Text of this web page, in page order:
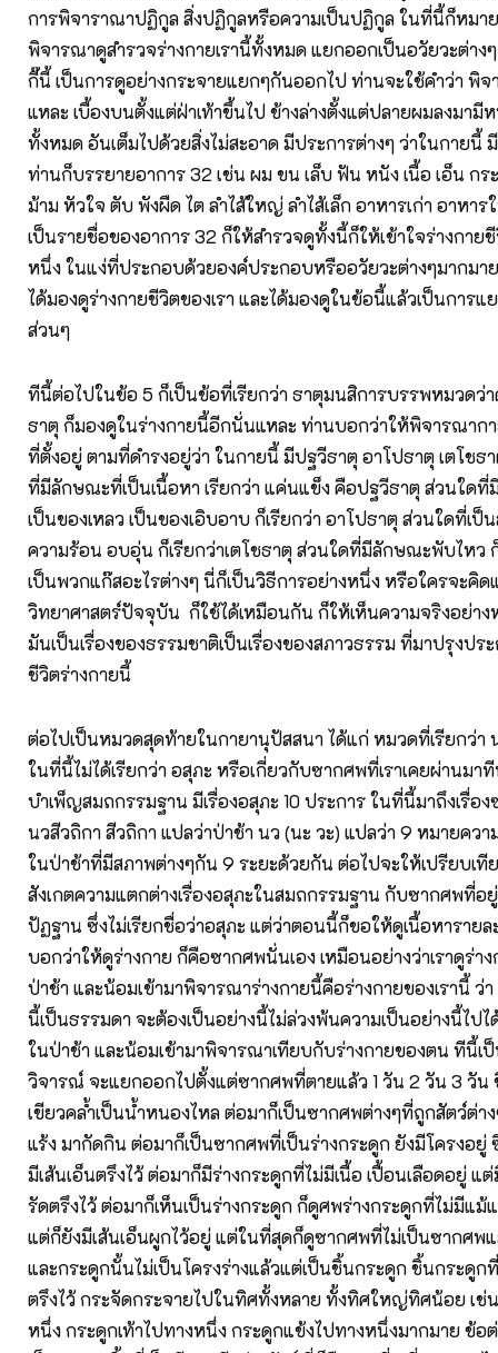
การพิจาราณาปฏิกูล สิ่งปฏิกูลหรือความเป็นปฏิกูล ในที่นี้ก็หมา
พิจารณาดูสำรวจร่างกายเรานี้ทั้งหมด แยกออกเป็นอวัยวะต่าง
กี๊นี้ เป็นการดูอย่างกระจายแยกๆกันออกไป ท่านจะใช้คำว่า พิ
แหละ เบื้องบนตั้งแต่ฝ่าเท้าขึ้นไป ข้างล่างตั้งแต่ปลายผมลงมา
ทั้งหมด อันเต็มไปด้วยสิ่งไม่สะอาด มีประการต่างๆ ว่าในกายนี้
ท่านก็บรรยายอาการ 32 เช่น ผม ขน เล็บ ฟัน หนัง เนื้อ เอ็น กร
ม้าม หัวใจ ตับ พังผืด ไต ลำไส้ใหญ่ ลำไส้เล็ก อาหารเก่า อาหาร
เป็นรายชื่อของอาการ 32 ก็ให้สำรวจดูทั้งนี้ก็ให้เข้าใจร่างกาย
หนึ่ง ในแง่ที่ประกอบด้วยองค์ประกอบหรืออวัยวะต่างๆมากมาย
ได้มองดูร่างกายชีวิตของเรา และได้มองดูในข้อนี้แล้วเป็นการแ
ส่วนๆ
ทีนี้ต่อไปในข้อ 5 ก็เป็นข้อที่เรียกว่า ธาตุมนสิการบรรพหมวดว่
ธาตุ ก็มองดูในร่างกายนี้อีกนั่นแหละ ท่านบอกว่าให้พิจารณาก
ที่ตั้งอยู่ ตามที่ดำรงอยู่ว่า ในกายนี้ มีปฐวีธาตุ อาโปธาตุ เตโชธ
ที่มีลักษณะที่เป็นเนื้อหา เรียกว่า แค่นแข็ง คือปฐวีธาตุ ส่วนใด
เป็นของเหลว เป็นของเอิบอาบ ก็เรียกว่า อาโปธาตุ ส่วนใดที่เ
ความร้อน อบอุ่น ก็เรียกว่าเตโชธาตุ ส่วนใดที่มีลักษณะพับไหว
เป็นพวกแก๊สอะไรต่างๆ นี่ก็เป็นวิธีการอย่างหนึ่ง หรือใครจะคิ
วิทยาศาสตร์ปัจจุบัน ก็ใช้ได้เหมือนกัน ก็ให้เห็นความจริงอย่าง
มันเป็นเรื่องของธรรมชาติเป็นเรื่องของสภาวธรรม ที่มาปรุงปร
ชีวิตร่างกายนี้
ต่อไปเป็นหมวดสุดท้ายในกายานุปัสสนา ได้แก่ หมวดที่เรียกว่า
ในที่นี้ไม่ได้เรียกว่า อสุภะ หรือเกี่ยวกับซากศพที่เราเคยผ่านมา
บำเพ็ญสมถกรรมฐาน มีเรื่องอสุภะ 10 ประการ ในที่นี้มาถึงเรื่อ
นวสีวถิกา สีวถิกา แปลว่าป่าช้า นว (นะ วะ) แปลว่า 9 หมายควา
ในป่าช้าที่มีสภาพต่างๆกัน 9 ระยะด้วยกัน ต่อไปจะให้เปรียบเที
สังเกตความแตกต่างเรื่องอสุภะในสมถกรรมฐาน กับซากศพที่อ
ปัฏฐาน ซึ่งไม่เรียกชื่อว่าอสุภะ แต่ว่าตอนนี้ก็ขอให้ดูเนื้อหารายล
บอกว่าให้ดูร่างกาย ก็คือซากศพนั่นเอง เหมือนอย่างว่าเราดูร่า
ป่าช้า และน้อมเข้ามาพิจารณาร่างกายนี้คือร่างกายของเรานี้ ว่
นี้เป็นธรรมดา จะต้องเป็นอย่างนี้ไม่ล่วงพ้นความเป็นอย่างนี้ไป
ในป่าช้า และน้อมเข้ามาพิจารณาเทียบกับร่างกายของตน ทีนี้เป็
วิจารณ์ จะแยกออกไปตั้งแต่ซากศพที่ตายแล้ว 1 วัน 2 วัน 3 วั
เขียวคล้ำเป็นน้ำหนองไหล ต่อมาก็เป็นซากศพต่างๆที่ถูกสัตว์ต่าง
แร้ง มากัดกิน ต่อมาก็เป็นซากศพที่เป็นร่างกระดูก ยังมีโครงอยู่
มีเส้นเอ็นตรึงไว้ ต่อมาก็มีร่างกระดูกที่ไม่มีเนื้อ เปื้อนเลือดอยู่ แ
รัดตรึงไว้ ต่อมาก็เห็นเป็นร่างกระดูก ก็ดูศพร่างกระดูกที่ไม่มีแม้
แต่ก็ยังมีเส้นเอ็นผูกไว้อยู่ แต่ในที่สุดก็ดูซากศพที่ไม่เป็นซากศพ
และกระดูกนั้นไม่เป็นโครงร่างแล้วแต่เป็นชิ้นกระดูก ชิ้นกระดูก
ตรึงไว้ กระจัดกระจายไปในทิศทั้งหลาย ทั้งทิศใหญ่ทิศน้อย เช่
หนึ่ง กระดูกเท้าไปทางหนึ่ง กระดูกแข้งไปทางหนึ่งมากมาย ข้อ